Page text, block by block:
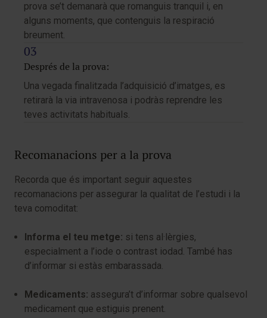
prova se’t demanarà que romanguis tranquil i, en
alguns moments, que contenguis la respiració
breument.
Després de la prova:
Una vegada finalitzada l’adquisició d’imatges, es
retirarà la via intravenosa i podràs reprendre les
teves activitats habituals.
Recomanacions per a la prova
Recorda que és important seguir aquestes
recomanacions per assegurar la qualitat de l’estudi i la
teva comoditat:
Informa el teu metge: si tens al·lèrgies,
especialment a l’iode o contrast iodad. També has
d’informar si estàs embarassada.
Medicaments: assegura’t d’informar sobre qualsevol
medicament que estiguis prenent.